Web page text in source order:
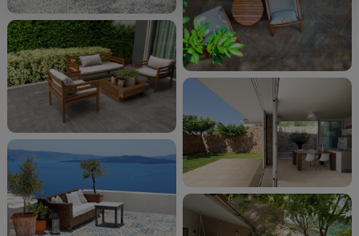
die Schaltfläche "X" klicken, können Sie das Surfen erst
nach der Installation der technischen Cookies fortsetzen.